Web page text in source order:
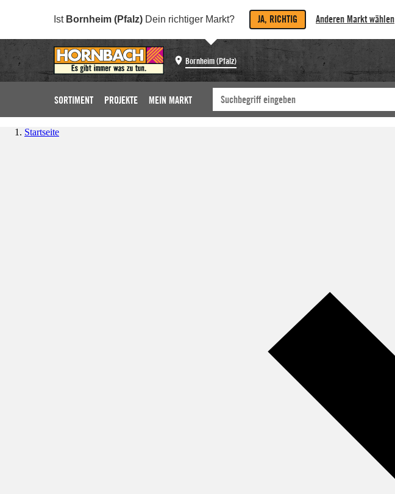
Ist Bornheim (Pfalz) Dein richtiger Markt? JA, RICHTIG Anderen Markt wählen
Bornheim (Pfalz)
SORTIMENT PROJEKTE MEIN MARKT
Startseite